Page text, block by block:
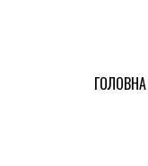
ГОЛОВНА